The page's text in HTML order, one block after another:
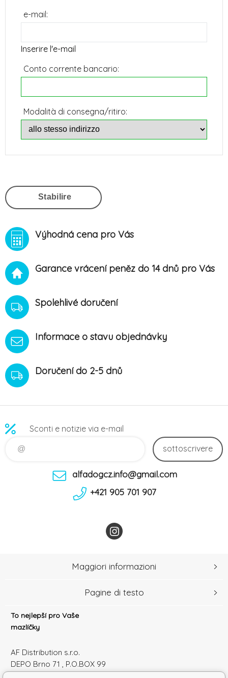
e-mail:
Inserire l'e-mail
Conto corrente bancario:
Modalità di consegna/ritiro:
Stabilire
Výhodná cena pro Vás
Garance vrácení peněz do 14 dnů pro Vás
Spolehlivé doručení
Informace o stavu objednávky
Doručení do 2-5 dnů
Sconti e notizie via e-mail
sottoscrivere
alfadogcz.info@gmail.com
+421 905 701 907
To nejlepší pro Vaše
mazlíčky
AF Distribution s.r.o.
DEPO Brno 71 , P.O.BOX 99
Maggiori informazioni
Pagine di testo